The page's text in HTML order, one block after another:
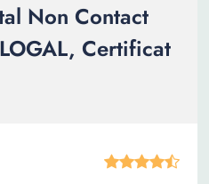
Non Contact
Certificat